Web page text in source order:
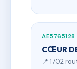
AE5765128
CŒUR
📍 1702